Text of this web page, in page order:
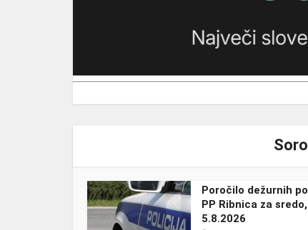
Poročilo dežurnih
PP Ribnica za sredo,
5.8.2026